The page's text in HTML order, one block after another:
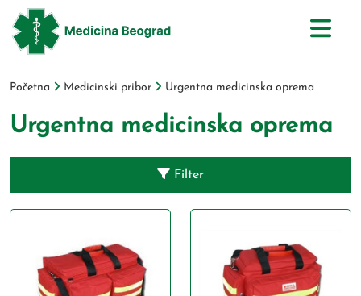
Početna Medicinski pribor Urgentna medicinska oprema
Urgentna medicinska oprema
Filter